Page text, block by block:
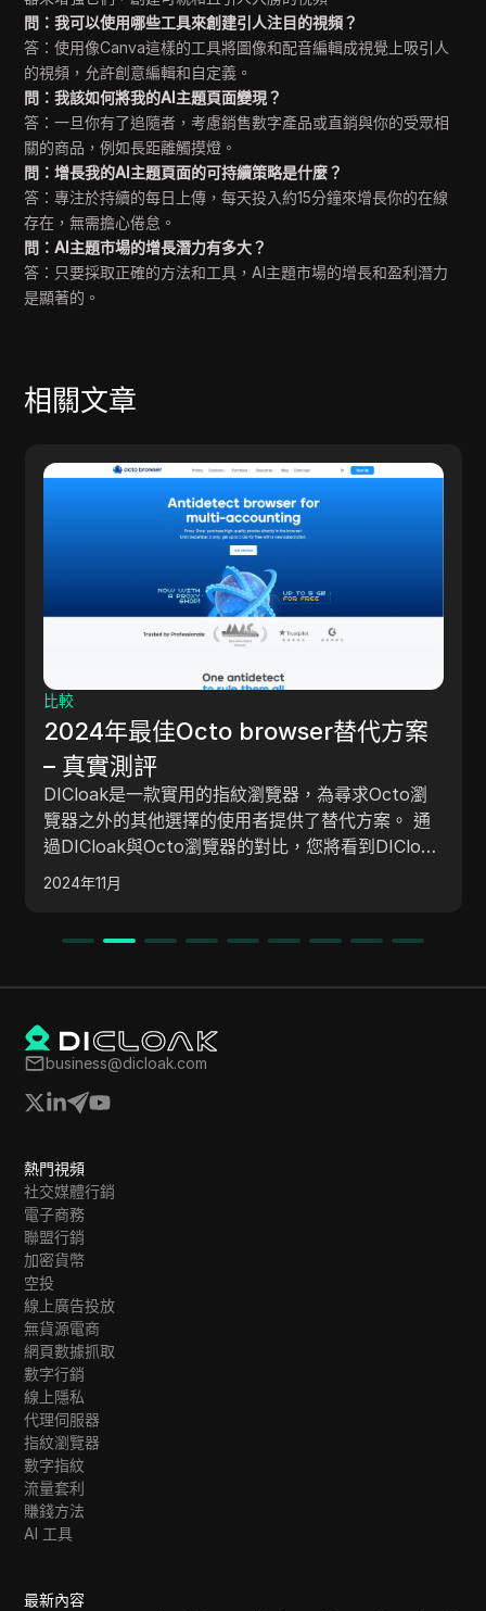
問：我可以使用哪些工具來創建引人注目的視頻？
答：使用像Canva這樣的工具將圖像和配音編輯成視覺上吸引人
的視頻，允許創意編輯和自定義。
問：我該如何將我的AI主題頁面變現？
答：一旦你有了追隨者，考慮銷售數字產品或直銷與你的受眾相
關的商品，例如長距離觸摸燈。
問：增長我的AI主題頁面的可持續策略是什麼？
答：專注於持續的每日上傳，每天投入約15分鐘來增長你的在線
存在，無需擔心倦怠。
問：AI主題市場的增長潛力有多大？
答：只要採取正確的方法和工具，AI主題市場的增長和盈利潛力
是顯著的。
相關文章
比較
2024年最佳Octo browser替代方案
– 真實測評
DICloak是一款實用的指紋瀏覽器，為尋求Octo瀏
覽器之外的其他選擇的使用者提供了替代方案。 通
過DICloak與Octo瀏覽器的對比，您將看到DICloak
在功能和易用性之間取得了很好的平衡，使其成為安
2024年11月
business@dicloak.com
熱門視頻
社交媒體行銷
電子商務
聯盟行銷
加密貨幣
空投
線上廣告投放
無貨源電商
網頁數據抓取
數字行銷
線上隱私
代理伺服器
指紋瀏覽器
數字指紋
流量套利
賺錢方法
AI 工具
最新內容